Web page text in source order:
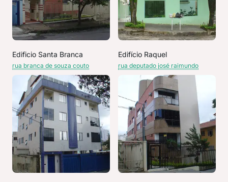
Edificio Santa Branca
rua branca de souza couto
Edifício Raquel
rua deputado josé raimundo